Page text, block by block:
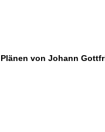
von Johann